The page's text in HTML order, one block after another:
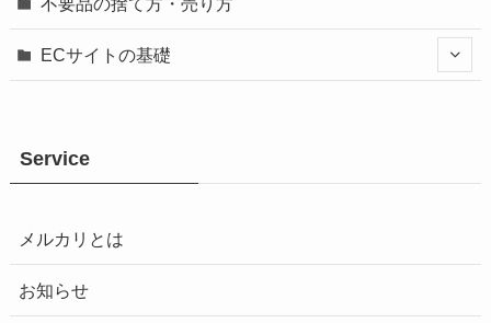
ECサイトの基礎
Service
メルカリとは
お知らせ